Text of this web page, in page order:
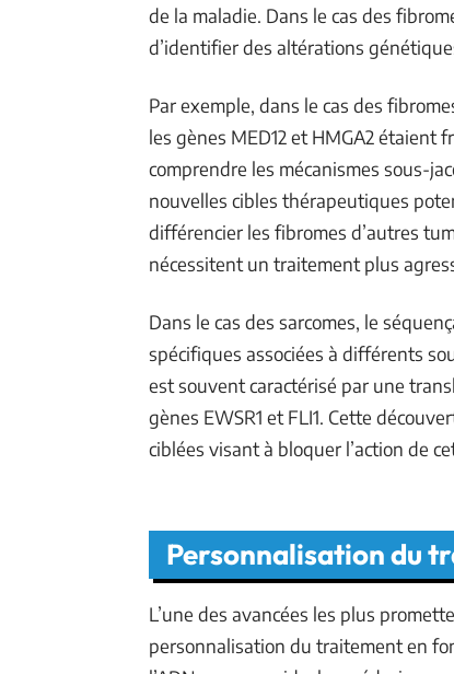
de la maladie. Dans le cas des
d’identifier des altérations
Par exemple, dans le cas des
les gènes MED12 et HMGA2 étaient
comprendre les mécanismes sous-
nouvelles cibles thérapeutiques
différencier les fibromes d’autres
nécessitent un traitement plus
Dans le cas des sarcomes, le
spécifiques associées à différents
est souvent caractérisé par une
gènes EWSR1 et FLI1. Cette
ciblées visant à bloquer l’action de
Personnalisation du
L’une des avancées les plus
personnalisation du traitement en